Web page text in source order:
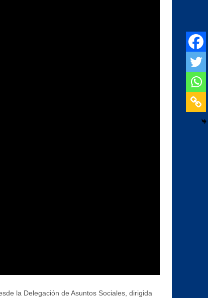
la Delegación de Asuntos Sociales, dirigida